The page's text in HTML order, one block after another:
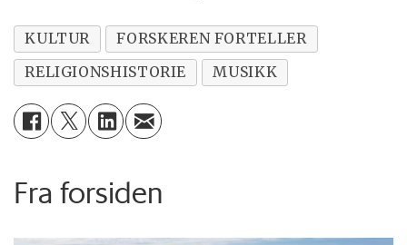
KULTUR
FORSKEREN FORTELLER
RELIGIONSHISTORIE
MUSIKK
Fra forsiden